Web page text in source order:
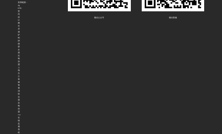
友情链接：
4g
DTU
室
内
设
计
网
艺
术
漆
炉
料
拼
接
屏
全
屋
定
制
加
盟
上
海
办
公
装
修
智
慧
消
防
全
屋
定
制
加
盟
voc
在
线
监
测
系
统
微信公众号 微信客服